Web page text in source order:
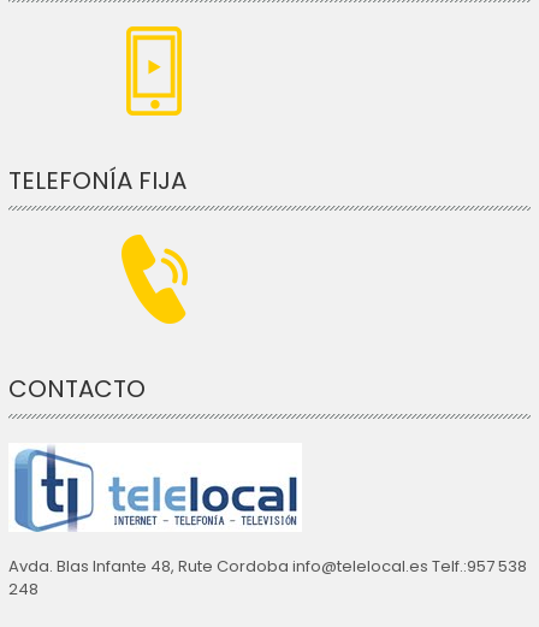
TELEFONÍA FIJA
CONTACTO
Avda. Blas Infante 48, Rute Cordoba info@telelocal.es Telf.:957 538
248